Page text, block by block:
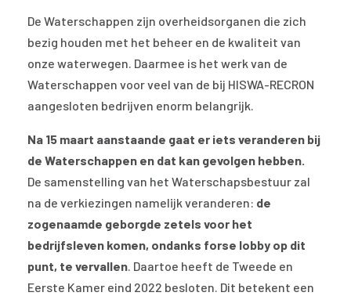
De Waterschappen zijn overheidsorganen die zich
bezig houden met het beheer en de kwaliteit van
onze waterwegen. Daarmee is het werk van de
Waterschappen voor veel van de bij HISWA-RECRON
aangesloten bedrijven enorm belangrijk.
Na 15 maart aanstaande gaat er iets veranderen bij
de Waterschappen en dat kan gevolgen hebben.
De samenstelling van het Waterschapsbestuur zal
na de verkiezingen namelijk veranderen: de
zogenaamde geborgde zetels voor het
bedrijfsleven komen, ondanks forse lobby op dit
punt, te vervallen. Daartoe heeft de Tweede en
Eerste Kamer eind 2022 besloten. Dit betekent een